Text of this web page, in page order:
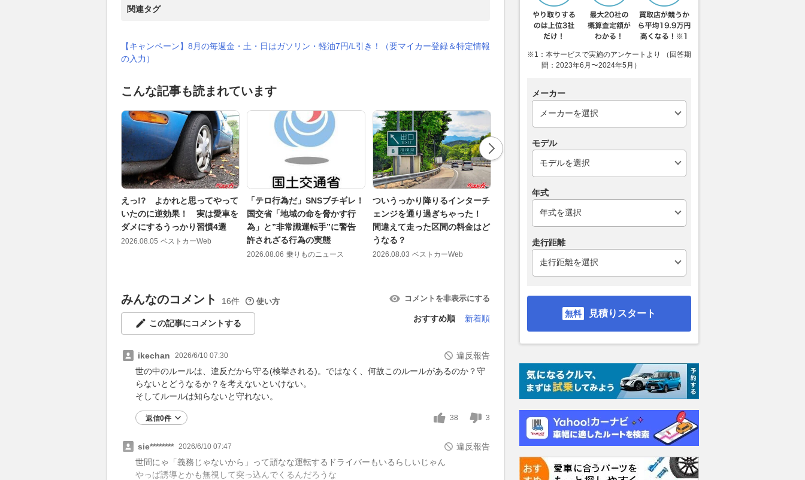
関連タグ
【キャンペーン】8月の毎週金・土・日はガソリン・軽油7円/L引き！（要マイカー登録＆特定情報
の入力）
こんな記事も読まれています
えっ!? よかれと思ってやって
いたのに逆効果！ 実は愛車を
ダメにするうっかり習慣4選
2026.08.05 ベストカーWeb
「テロ行為だ」SNSブチギレ！
国交省「地域の命を脅かす行
為」と”非常識運転手”に警告
許されざる行為の実態
2026.08.06 乗りものニュース
ついうっかり降りるインターチ
ェンジを通り過ぎちゃった！
間違えて走った区間の料金はど
うなる？
2026.08.03 ベストカーWeb
赤色灯をまわして緊急走行も可
能！ 黄色ボディに赤白バンパ
ーをまとった「交通管理隊」の
役割とは？
2026.08.04
そこのアナタ違反です！ パッ
シングや右ウインカーはしちゃ
ダメ？ 追い越し車線に居座り
ベストカーWeb
みんなのコメント 16件 使い方 コメントを非表示にする
この記事にコメントする
おすすめ順 新着順
ikechan 2026/6/10 07:30
違反報告
世の中のルールは、違反だから守る(検挙される)。ではなく、何故このルールがあるのか？守
らないとどうなるか？を考えないといけない。
そしてルールは知らないと守れない。
返信0件 38 3
sie******** 2026/6/10 07:47
違反報告
世間にゃ「義務じゃないから」って頑なな運転するドライバーもいるらしいじゃん
やっぱ誘導とかも無視して突っ込んでくるんだろうな
※1：本サービスで実施のアンケートより （回答期
間：2023年6月〜2024年5月）
メーカー
モデル
年式
走行距離
見積りスタート